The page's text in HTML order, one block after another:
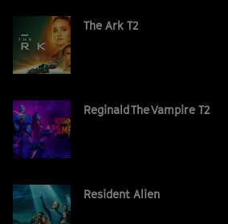
The Ark T2
Reginald The Vampire T2
Resident Alien